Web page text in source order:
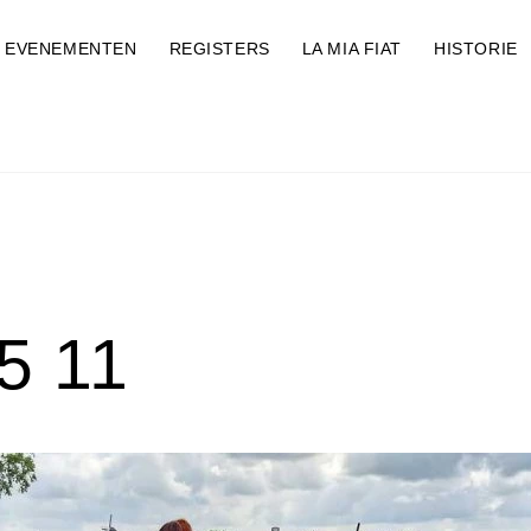
EVENEMENTEN REGISTERS LA MIA FIAT HISTORIE
11